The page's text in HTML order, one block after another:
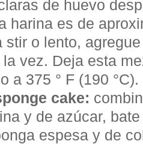
de huevo
harina es de
stir o lento,
vez. Deja esta
a 375 ° F (190 °C).
cake:
y de azúcar,
espesa y de